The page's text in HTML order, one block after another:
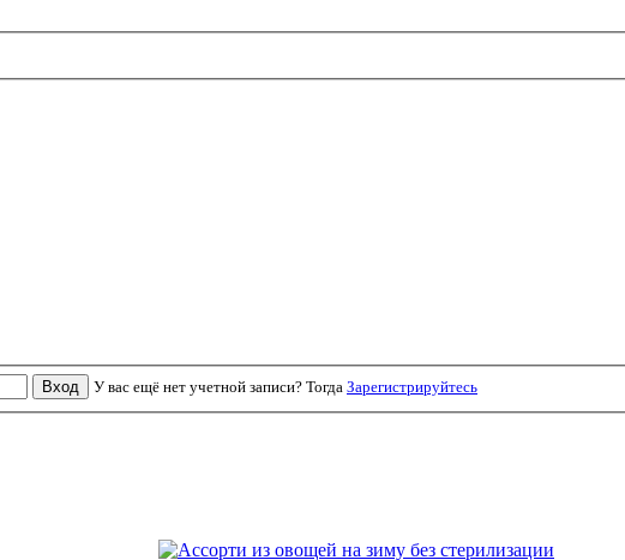
У вас ещё нет учетной записи? Тогда Зарегистрируйтесь